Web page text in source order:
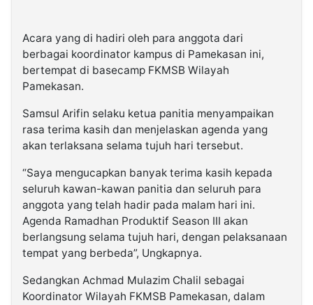
Acara yang di hadiri oleh para anggota dari
berbagai koordinator kampus di Pamekasan ini,
bertempat di basecamp FKMSB Wilayah
Pamekasan.
Samsul Arifin selaku ketua panitia menyampaikan
rasa terima kasih dan menjelaskan agenda yang
akan terlaksana selama tujuh hari tersebut.
“Saya mengucapkan banyak terima kasih kepada
seluruh kawan-kawan panitia dan seluruh para
anggota yang telah hadir pada malam hari ini.
Agenda Ramadhan Produktif Season III akan
berlangsung selama tujuh hari, dengan pelaksanaan
tempat yang berbeda”, Ungkapnya.
Sedangkan Achmad Mulazim Chalil sebagai
Koordinator Wilayah FKMSB Pamekasan, dalam